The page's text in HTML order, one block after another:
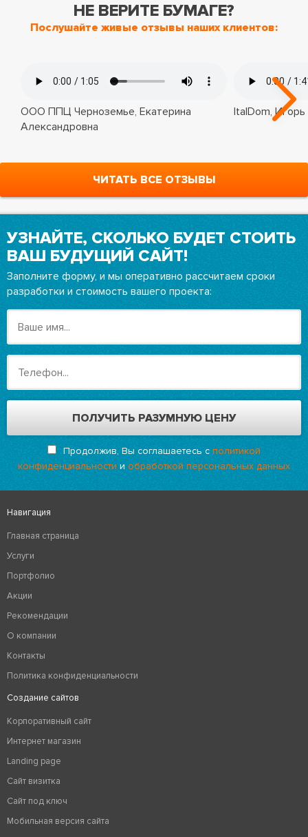
НЕ ВЕРИТЕ БУМАГЕ?
Послушайте живые отзывы наших клиентов:
ООО ППЦ Черноземье, Екатерина
Александровна
ItalDom, Игорь
ЧИТАТЬ ВСЕ ОТЗЫВЫ
УЗНАЙТЕ, СКОЛЬКО БУДЕТ СТОИТЬ
ВАШ БУДУЩИЙ САЙТ!
Заполните форму, и мы оперативно рассчитаем сроки
разработки и стоимость вашего проекта:
Продолжив, Вы соглашаетесь с политикой
конфиденциальности и обработкой персональных данных
Навигация
Главная страница
Услуги
Портфолио
Акции
Рекомендации
О компании
Контакты
Политика конфиденциальности
Создание сайтов
Корпоративный сайт
Интернет магазин
Landing page
Сайт визитка
Сайт под ключ
Мобильная версия сайта